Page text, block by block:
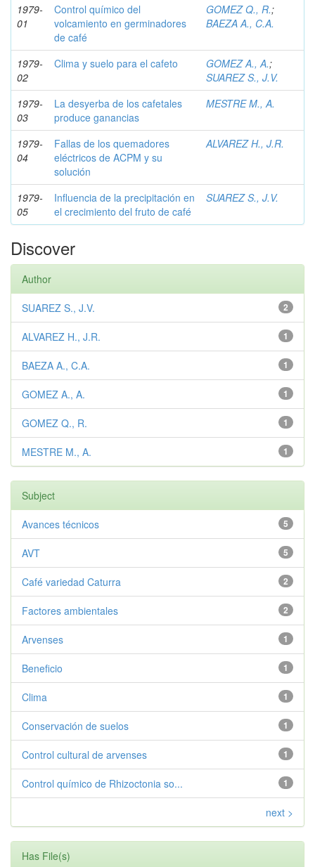
1979-
01
Control químico del
volcamiento en germinadores
de café
GOMEZ Q., R.;
BAEZA A., C.A.
1979-
02
Clima y suelo para el cafeto GOMEZ A., A.;
SUAREZ S., J.V.
1979-
03
La desyerba de los cafetales
produce ganancias
MESTRE M., A.
1979-
04
Fallas de los quemadores
eléctricos de ACPM y su
solución
ALVAREZ H., J.R.
1979-
05
Influencia de la precipitación en
el crecimiento del fruto de café
SUAREZ S., J.V.
Discover
Author
2
SUAREZ S., J.V.
1
ALVAREZ H., J.R.
1
BAEZA A., C.A.
1
GOMEZ A., A.
1
GOMEZ Q., R.
1
MESTRE M., A.
Subject
5
Avances técnicos
5
AVT
2
Café variedad Caturra
2
Factores ambientales
1
Arvenses
1
Beneficio
1
Clima
1
Conservación de suelos
1
Control cultural de arvenses
1
Control químico de Rhizoctonia so...
next >
Has File(s)